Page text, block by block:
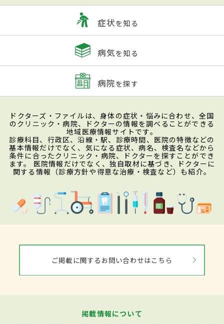
症状を知る
病気を知る
病院を探す
ドクターズ・ファイルは、身体の症状・悩みに合わせ、全国
のクリニック・病院、ドクターの情報を調べることができる
地域医療情報サイトです。
診療科目、行政区、沿線・駅、診療時間、医院の特徴などの
基本情報だけでなく、気になる症状、病名、検査名などから
条件に合ったクリニック・病院、ドクターを探すことができ
ます。 医院情報だけでなく、独自取材に基づき、ドクターに
関する情報（診療方針や得意な治療・検査など）も紹介。
ご掲載に関するお問い合わせはこちら
掲載情報について